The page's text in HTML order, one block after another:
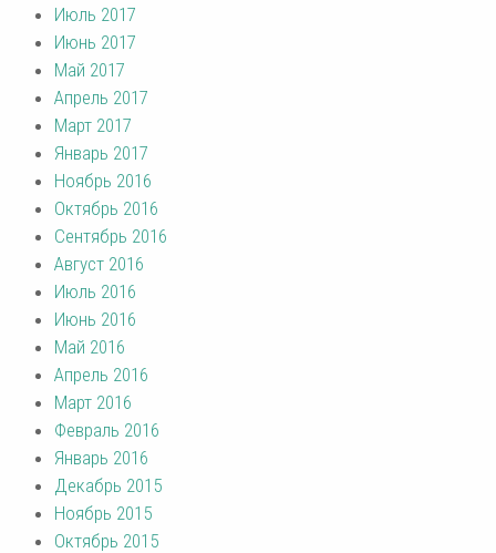
Июль 2017
Июнь 2017
Май 2017
Апрель 2017
Март 2017
Январь 2017
Ноябрь 2016
Октябрь 2016
Сентябрь 2016
Август 2016
Июль 2016
Июнь 2016
Май 2016
Апрель 2016
Март 2016
Февраль 2016
Январь 2016
Декабрь 2015
Ноябрь 2015
Октябрь 2015